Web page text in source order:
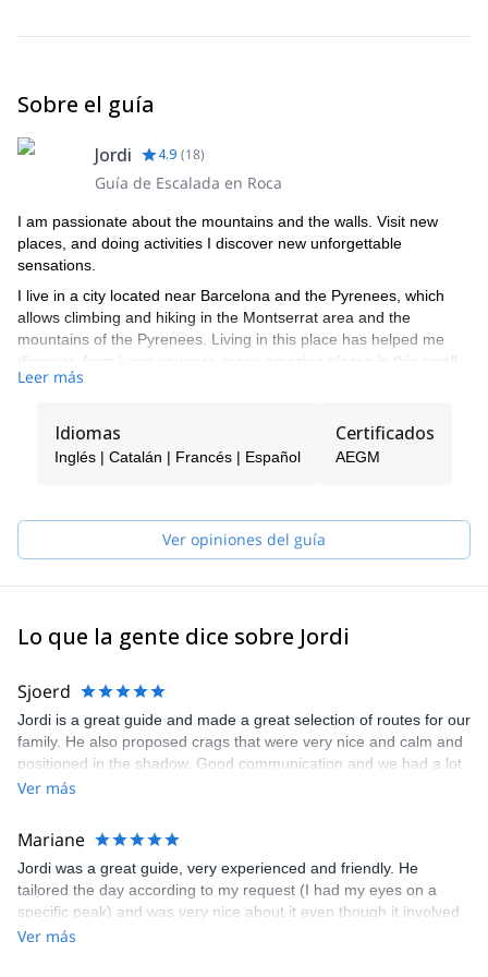
Sobre el guía
Jordi 4.9 (18)
Guía de Escalada en Roca
I am passionate about the mountains and the walls. Visit new
places, and doing activities I discover new unforgettable
sensations.
I live in a city located near Barcelona and the Pyrenees, which
allows climbing and hiking in the Montserrat area and the
mountains of the Pyrenees. Living in this place has helped me
discover, from i was younger, many amazing places in this small
country where I live.
Pyrenees and the Montserrat area. For one or more days. You
will get a good memory of your stay in Catalonia, and you will
Leer más
Idiomas
Inglés | Catalán | Francés | Español
Certificados
AEGM
Ver opiniones del guía
Lo que la gente dice sobre Jordi
Sjoerd
Jordi is a great guide and made a great selection of routes for our
family. He also proposed crags that were very nice and calm and
positioned in the shadow. Good communication and we had a lot
of fun.
Ver más
Mariane
Jordi was a great guide, very experienced and friendly. He
tailored the day according to my request (I had my eyes on a
specific peak) and was very nice about it even though it involved
a long approach and some difficult pitches. I would definitely
Ver más